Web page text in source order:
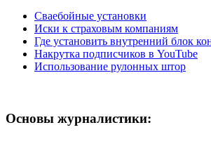
Сваебойные установки
Иски к страховым компаниям
Где установить внутренний блок
Накрутка подписчиков в YouTube
Использование рулонных штор
Основы журналистики: